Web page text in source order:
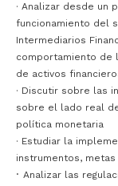
· Analizar desde un
funcionamiento del
Intermediarios
comportamiento de
de activos
· Discutir sobre las
sobre el lado real
política monetaria
· Estudiar la
instrumentos,
· Analizar las